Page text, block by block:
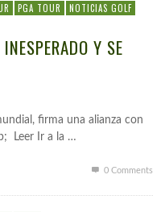
PGA TOUR
NOTICIAS GOLF
Y SE
firma una alianza con
Leer Ir a la …
0 Comments